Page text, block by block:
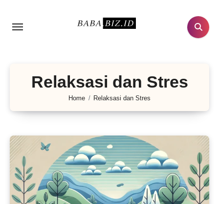
Relaksasi dan Stres
Home Relaksasi dan Stres